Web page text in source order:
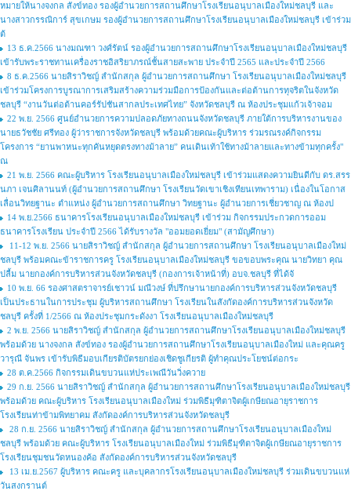
หมายให้นางจงกล สังข์ทอง รองผู้อำนวยการสถานศึกษาโรงเรียนอนุบาลเมืองใหม่ชลบุรี และ
นางสาวกรรณิการ์ สุขเกษม รองผู้อำนวยการสถานศึกษาโรงเรียนอนุบาลเมืองใหม่ชลบุรี เข้าร่วม
ต้
13 ธ.ค.2566 นางมณฑา วงศ์รัตน์ รองผู้อำนวยการสถานศึกษาโรงเรียนอนุบาลเมืองใหม่ชลบุรี
เข้ารับพระราชทานเครื่องราชอิสริยาภรณ์ชั้นสายสะพาย ประจำปี 2565 และประจำปี 2566
8 ธ.ค.2566 นายสิราวิชญ์ สำนักสกุล ผู้อำนวยการสถานศึกษา โรงเรียนอนุบาลเมืองใหม่ชลบุรี
เข้าร่วมโครงการบูรณาการเสริมสร้างความร่วมมือการป้องกันและต่อต้านการทุจริตในจังหวัด
ชลบุรี “งานวันต่อต้านคอร์รัปชันสากลประเทศไทย” จังหวัดชลบุรี ณ ห้องประชุมแก้วเจ้าจอม
22 พ.ย. 2566 ศูนย์อำนวยการความปลอดภัยทางถนนจังหวัดชลบุรี ภายใต้การบริหารงานของ
นายธวัชชัย ศรีทอง ผู้ว่าราชการจังหวัดชลบุรี พร้อมด้วยคณะผู้บริหาร ร่วมรณรงค์กิจกรรม
โครงการ “ยานพาหนะทุกคันหยุดตรงทางม้าลาย” คนเดินเท้าใช้ทางม้าลายและทางข้ามทุกครั้ง"
ณ
21 พ.ย. 2566 คณะผู้บริหาร โรงเรียนอนุบาลเมืองใหม่ชลบุรี เข้าร่วมแสดงความยินดีกับ ดร.สรร
นภา เจนศิลานนท์ (ผู้อำนวยการสถานศึกษา โรงเรียนวัดเขาเชิงเทียนเทพาราม) เนื่องในโอกาส
เลื่อนวิทยฐานะ ตำแหน่ง ผู้อำนวยการสถานศึกษา วิทยฐานะ ผู้อำนวยการเชี่ยวชาญ ณ ห้องป
14 พ.ย.2566 ธนาคารโรงเรียนอนุบาลเมืองใหม่ชลบุรี เข้าร่วม กิจกรรมประกวดการออม
ธนาคารโรงเรียน ประจำปี 2566 ได้รับรางวัล "ออมยอดเยี่ยม" (สามัญศึกษา)
11-12 พ.ย. 2566 นายสิราวิชญ์ สำนักสกุล ผู้อำนวยการสถานศึกษา โรงเรียนอนุบาลเมืองใหม่
ชลบุรี พร้อมคณะข้าราชการครู โรงเรียนอนุบาลเมืองใหม่ชลบุรี ขอขอบพระคุณ นายวิทยา คุณ
ปลื้ม นายกองค์การบริหารส่วนจังหวัดชลบุรี (กองการเจ้าหน้าที่) อบจ.ชลบุรี ที่ได้จั
10 พ.ย. 66 รองศาสตราจารย์เชาวน์ มณีวงษ์ ที่ปรึกษานายกองค์การบริหารส่วนจังหวัดชลบุรี
เป็นประธานในการประชุม ผู้บริหารสถานศึกษา โรงเรียนในสังกัดองค์การบริหารส่วนจังหวัด
ชลบุรี ครั้งที่ 1/2566 ณ ห้องประชุมกระดังงา โรงเรียนอนุบาลเมืองใหม่ชลบุรี
2 พ.ย. 2566 นายสิราวิชญ์ สำนักสกุล ผู้อำนวยการสถานศึกษาโรงเรียนอนุบาลเมืองใหม่ชลบุรี
พร้อมด้วย นางจงกล สังข์ทอง รองผู้อำนวยการสถานศึกษาโรงเรียนอนุบาลเมืองใหม่ และคุณครู
วารุณี จันพร เข้ารับพิธีมอบเกียรติบัตรยกย่องเชิดชูเกียรติ ผู้ทำคุณประโยชน์ต่อกระ
28 ต.ค.2566 กิจกรรมเดินขบวนแห่ประเพณีวันวิ่งควาย
29 ก.ย. 2566 นายสิราวิชญ์ สำนักสกุล ผู้อำนวยการสถานศึกษาโรงเรียนอนุบาลเมืองใหม่ชลบุรี
พร้อมด้วย คณะผู้บริหาร โรงเรียนอนุบาลเมืองใหม่ ร่วมพิธีมุฑิตาจิตผู้เกษียณอายุราชการ
โรงเรียนท่าข้ามพิทยาคม สังกัดองค์การบริหารส่วนจังหวัดชลบุรี
28 ก.ย. 2566 นายสิราวิชญ์ สำนักสกุล ผู้อำนวยการสถานศึกษาโรงเรียนอนุบาลเมืองใหม่
ชลบุรี พร้อมด้วย คณะผู้บริหาร โรงเรียนอนุบาลเมืองใหม่ ร่วมพิธีมุฑิตาจิตผู้เกษียณอายุราชการ
โรงเรียนชุมชนวัดหนองค้อ สังกัดองค์การบริหารส่วนจังหวัดชลบุรี
13 เม.ย.2567 ผู้บริหาร คณะครู และบุคลากรโรงเรียนอนุบาลเมืองใหม่ชลบุรี ร่วมเดินขบวนแห่
วันสงกรานต์